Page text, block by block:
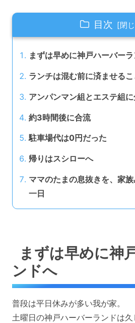
目次
まずは早めに神戸ハーバー
ランチは混む前に済ませる
アンパンマン組とエステ組
約3時間後に合流
駐車場代は0円だった
帰りはスシローへ
ママのたまの息抜きを、家
一日
まずは早めに神
ンドへ
普段は平日休みが多い我が家。
土曜日の神戸ハーバーランドは